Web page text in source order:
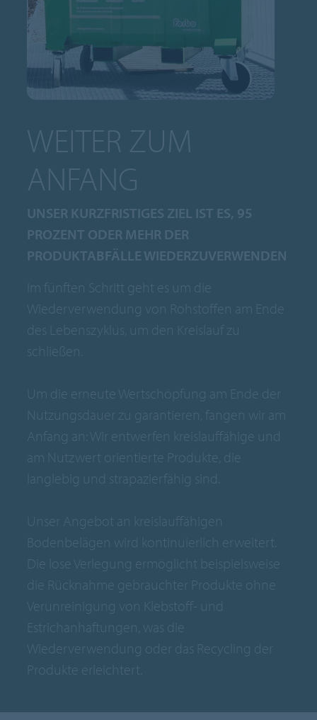
WEITER ZUM
ANFANG
UNSER KURZFRISTIGES ZIEL IST ES, 95
PROZENT ODER MEHR DER
PRODUKTABFÄLLE WIEDERZUVERWENDEN
Im fünften Schritt geht es um die
Wiederverwendung von Rohstoffen am Ende
des Lebenszyklus, um den Kreislauf zu
schließen.
Um die erneute Wertschöpfung am Ende der
Nutzungsdauer zu garantieren, fangen wir am
Anfang an: Wir entwerfen kreislauffähige und
am Nutzwert orientierte Produkte, die
langlebig und strapazierfähig sind.
Unser Angebot an kreislauffähigen
Bodenbelägen wird kontinuierlich erweitert.
Die lose Verlegung ermöglicht beispielsweise
die Rücknahme gebrauchter Produkte ohne
Verunreinigung von Klebstoff- und
Estrichanhaftungen, was die
Wiederverwendung oder das Recycling der
Produkte erleichtert.